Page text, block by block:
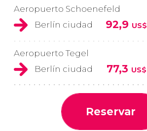
Aeropuerto Schoenefeld
Berlín ciudad
92,9 US$
Aeropuerto Tegel
Berlín ciudad
77,3 US$
Reservar